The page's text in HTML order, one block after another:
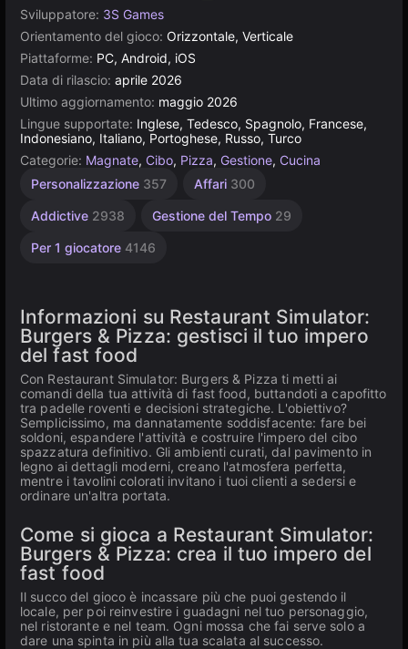
Sviluppatore: 3S Games
Orientamento del gioco: Orizzontale, Verticale
Piattaforme: PC, Android, iOS
Data di rilascio: aprile 2026
Ultimo aggiornamento: maggio 2026
Lingue supportate: Inglese, Tedesco, Spagnolo, Francese,
Indonesiano, Italiano, Portoghese, Russo, Turco
Categorie: Magnate, Cibo, Pizza, Gestione, Cucina
Personalizzazione 357 Affari 300
Addictive 2938 Gestione del Tempo 29
Per 1 giocatore 4146
Informazioni su Restaurant Simulator:
Burgers & Pizza: gestisci il tuo impero
del fast food
Con Restaurant Simulator: Burgers & Pizza ti metti ai
comandi della tua attività di fast food, buttandoti a capofitto
tra padelle roventi e decisioni strategiche. L'obiettivo?
Semplicissimo, ma dannatamente soddisfacente: fare bei
soldoni, espandere l'attività e costruire l'impero del cibo
spazzatura definitivo. Gli ambienti curati, dal pavimento in
legno ai dettagli moderni, creano l'atmosfera perfetta,
mentre i tavolini colorati invitano i tuoi clienti a sedersi e
ordinare un'altra portata.
Come si gioca a Restaurant Simulator:
Burgers & Pizza: crea il tuo impero del
fast food
Il succo del gioco è incassare più che puoi gestendo il
locale, per poi reinvestire i guadagni nel tuo personaggio,
nel ristorante e nel team. Ogni mossa che fai serve solo a
dare una spinta in più alla tua scalata al successo.